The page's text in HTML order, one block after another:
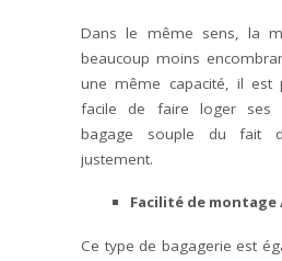
Dans le même sens, la
beaucoup moins
une même capacité, il est
facile de faire loger ses
bagage souple du fait
justement.
Facilité de
Ce type de bagagerie est